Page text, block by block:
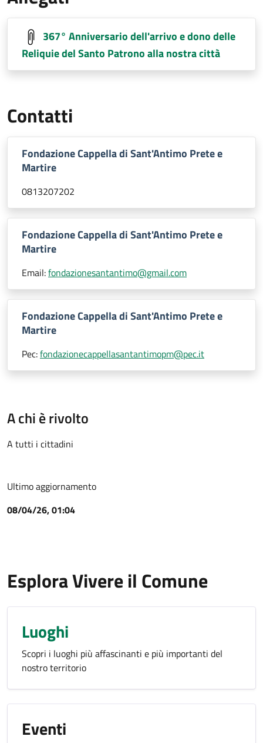
367° Anniversario dell'arrivo e dono delle
Reliquie del Santo Patrono alla nostra città
Contatti
Fondazione Cappella di Sant'Antimo Prete e
Martire
0813207202
Fondazione Cappella di Sant'Antimo Prete e
Martire
Email:fondazionesantantimo@gmail.com
Fondazione Cappella di Sant'Antimo Prete e
Martire
Pec:fondazionecappellasantantimopm@pec.it
A chi è rivolto
A tutti i cittadini
Ultimo aggiornamento
08/04/26, 01:04
Esplora Vivere il Comune
Luoghi
Scopri i luoghi più affascinanti e più importanti del
nostro territorio
Eventi